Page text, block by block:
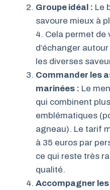
Groupe idéal : Le
savoure mieux à
4. Cela permet de
d’échanger
les diverses
Commander les
marinées : Le
qui combinent
emblématiques
agneau). Le tarif
à 35 euros par
ce qui reste très
qualité.
Accompagner